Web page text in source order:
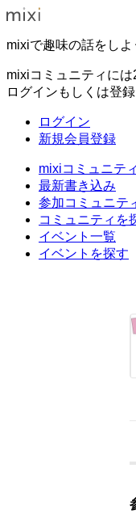
mixiで趣味の話をしよ
mixiコミュニティに
ログインもしくは登
ログイン
新規会員登録
mixiコミュニテ
最新書き込み
参加コミュニテ
コミュニティを
イベント一覧
イベントを探す